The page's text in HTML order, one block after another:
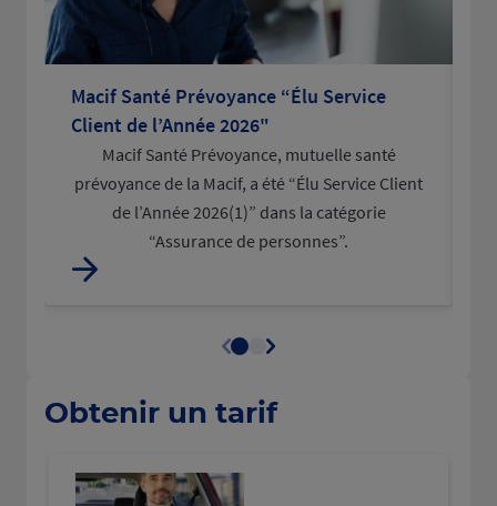
Macif Santé Prévoyance “Élu Service
Client de l’Année 2026"
Macif Santé Prévoyance, mutuelle santé
prévoyance de la Macif, a été “Élu Service Client
de l’Année 2026(1)” dans la catégorie
“Assurance de personnes”.
Obtenir un tarif